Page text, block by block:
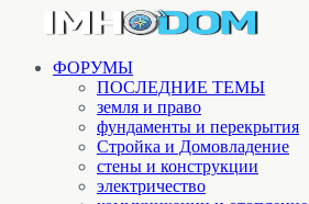
ФОРУМЫ
ПОСЛЕДНИЕ ТЕМЫ
земля и право
фундаменты и перекрытия
Стройка и Домовладение
стены и конструкции
электричество